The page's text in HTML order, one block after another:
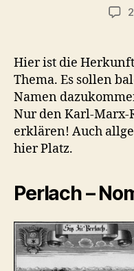
Hier ist die
Thema. Es sollen
Namen
Nur den Karl-Marx-
erklären! Auch
hier Platz.
Perlach –